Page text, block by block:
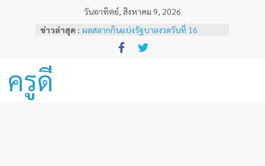
วันอาทิตย์, สิงหาคม 9, 2026
ข่าวล่าสุด : ผลสลากกินแบ่งรัฐบาลงวดวันที่ 16
พฤศจิกายน 2567
ผลสลากกินแบ่งรัฐบาลงวดวันที่ 1
ครูดี